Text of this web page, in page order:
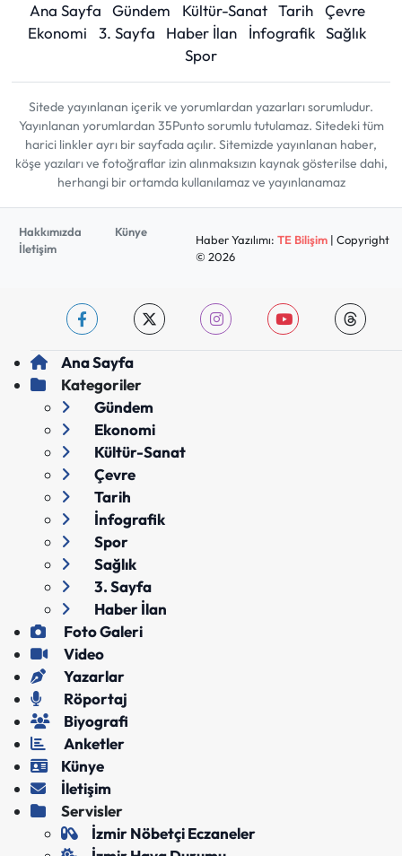
Ana Sayfa Gündem Kültür-Sanat Tarih
Çevre
Ekonomi
3. Sayfa Haber İlan İnfografik Sağlık
Spor
Sitede yayınlanan içerik ve yorumlardan yazarları sorumludur.
Yayınlanan yorumlardan 35Punto sorumlu tutulamaz. Sitedeki tüm
harici linkler ayrı bir sayfada açılır. Sitemizde yayınlanan haber,
köşe yazıları ve fotoğraflar izin alınmaksızın kaynak gösterilse dahi,
herhangi bir ortamda kullanılamaz ve yayınlanamaz
Hakkımızda
Künye
İletişim
Haber Yazılımı: TE Bilişim| Copyright
© 2026
Ana Sayfa
Kategoriler
Gündem
Ekonomi
Kültür-Sanat
Çevre
Tarih
İnfografik
Spor
Sağlık
3. Sayfa
Haber İlan
Foto Galeri
Video
Yazarlar
Röportaj
Biyografi
Anketler
Künye
İletişim
Servisler
İzmir Nöbetçi Eczaneler